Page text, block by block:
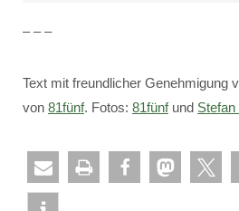
– – –
Text mit freundlicher Genehmigung
von 81fünf. Fotos: 81fünfund